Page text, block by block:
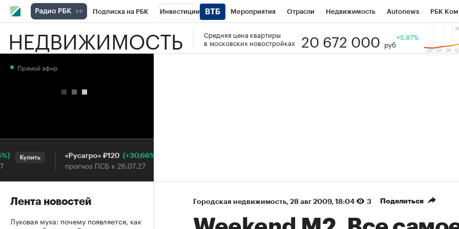
Подписка на РБК Инвестиции Мероприятия Отрасли Недвижимость Autonews РБК
РБК Вино Спорт Школа управления РБК РБК Образование Тренды
НЕДВИЖИМОСТЬ
Средняя цена квартиры
в московских новостройках
20 672 000 руб
+5.87%
Городская недвижимость⁠, 28 авг 2009, 18:04 3 Поделиться
Прямой эфир
Купить «Русагро» ₽120 (+30,66%)
прогноз ПСБ к 26.07.27
Лента новостей
Луковая муха: почему появляется, как